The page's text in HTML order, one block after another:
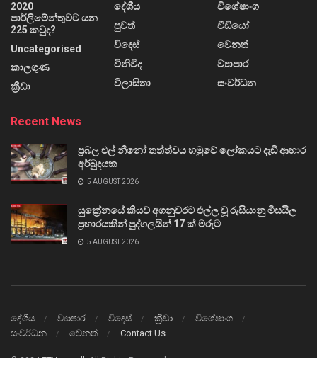
2020
පාර්ලිමේන්තුවට යන
225 කවුද?
Uncategorised
කාලගුණ
ක්‍රීඩා
දේශීය
පුවත්
විදෙස්
විනිවිද
විලාසිතා
විශේෂාංග
වීඩියෝ
වෙනත්
ව්‍යාපාර
සංවර්ධන
Recent News
ප්‍රබල එල් නීනෝ තත්ත්වය හමුවේ ලෝකයට දැඩි ආහාර
අර්බුදයක
5 AUGUST 2026
යුක්‍රේනයේ කියව් අගනුවරට එල්ල වූ රුසියානු මිසයිල
ප්‍රහාරයකින් පුද්ගලයින් 17 ක් මරුට
5 AUGUST 2026
දේශීය ව්‍යාපාර විදෙස් ක්‍රීඩා
විශේෂාංග
සංවර්ධන
වෙනත් Contact Us
© 2024TTVnews.lkAll Rights Reserved